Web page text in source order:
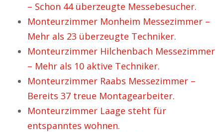
– Schon 44 überzeugte Messebesucher.
Monteurzimmer Monheim Messezimmer –
Mehr als 23 überzeugte Techniker.
Monteurzimmer Hilchenbach Messezimmer
– Mehr als 10 aktive Techniker.
Monteurzimmer Raabs Messezimmer –
Bereits 37 treue Montagearbeiter.
Monteurzimmer Laage steht für
entspanntes wohnen.